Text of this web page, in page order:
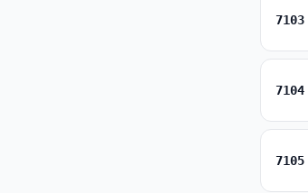
7103
7104
7105